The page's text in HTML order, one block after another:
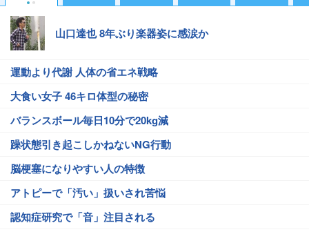
山口達也 8年ぶり楽器姿に感涙か
運動より代謝 人体の省エネ戦略
大食い女子 46キロ体型の秘密
バランスボール毎日10分で20kg減
躁状態引き起こしかねないNG行動
脳梗塞になりやすい人の特徴
アトピーで「汚い」扱いされ苦悩
認知症研究で「音」注目される